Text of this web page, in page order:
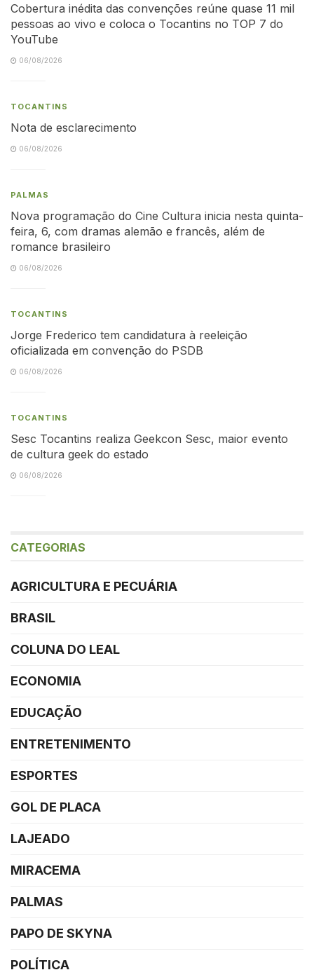
Cobertura inédita das convenções reúne quase 11 mil
pessoas ao vivo e coloca o Tocantins no TOP 7 do
YouTube
06/08/2026
TOCANTINS
Nota de esclarecimento
06/08/2026
PALMAS
Nova programação do Cine Cultura inicia nesta quinta-
feira, 6, com dramas alemão e francês, além de
romance brasileiro
06/08/2026
TOCANTINS
Jorge Frederico tem candidatura à reeleição
oficializada em convenção do PSDB
06/08/2026
TOCANTINS
Sesc Tocantins realiza Geekcon Sesc, maior evento
de cultura geek do estado
06/08/2026
CATEGORIAS
AGRICULTURA E PECUÁRIA
BRASIL
COLUNA DO LEAL
ECONOMIA
EDUCAÇÃO
ENTRETENIMENTO
ESPORTES
GOL DE PLACA
LAJEADO
MIRACEMA
PALMAS
PAPO DE SKYNA
POLÍTICA